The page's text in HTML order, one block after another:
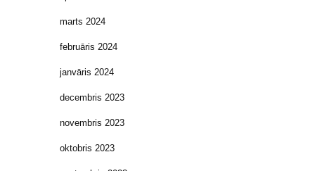
marts 2024
februāris 2024
janvāris 2024
decembris 2023
novembris 2023
oktobris 2023